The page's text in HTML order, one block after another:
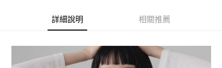
3.實際核准額度、可分期數及費用金額請依後續交易確認頁面所載為準。
4.訂單成立30分鐘內，如未前往確認交易或遇審核未通過，訂單將自動取
消。如遇「轉專審核」未通過狀況，表示未達大哥付你分期系統評分，恕無
1.分期款項不併入電信帳單，「大哥付你分期」於每月結算日後寄送繳費提
３．安心：先確認商品／服務後，再付款。
【「AFTEE先享後付」結帳流程】
全家 取貨付款
每筆NT$80，滿NT$888(含以上)免運費
付款後 全家取貨
詳細說明 相關推薦